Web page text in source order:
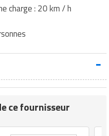
charge : 20 km / h
ce fournisseur